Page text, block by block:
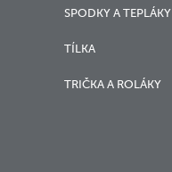
SPODKY A TEPLÁKY
TÍLKA
TRIČKA A ROLÁKY